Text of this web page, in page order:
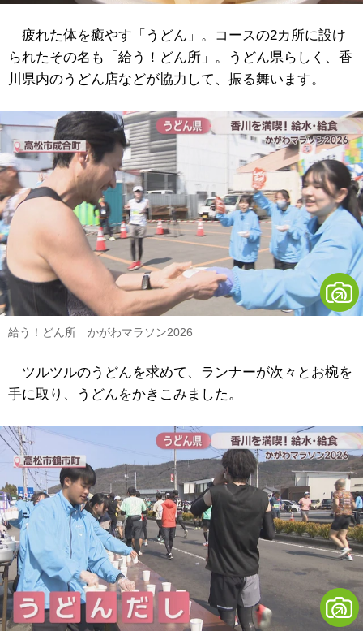
疲れた体を癒やす「うどん」。コースの2カ所に設け
られたその名も「給う！どん所」。うどん県らしく、香
川県内のうどん店などが協力して、振る舞います。
給う！どん所 かがわマラソン2026
ツルツルのうどんを求めて、ランナーが次々とお椀を
手に取り、うどんをかきこみました。